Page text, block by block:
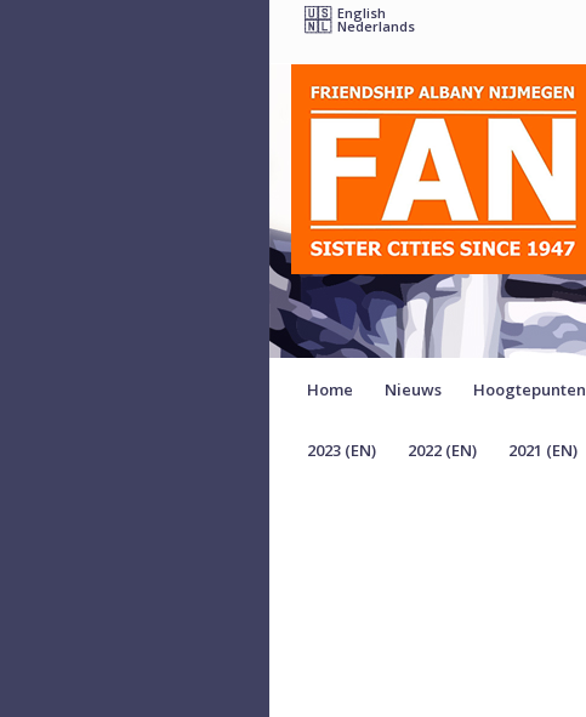
English
Nederlands
Home Nieuws Hoogtepunten
2023 (EN) 2022 (EN) 2021 (EN)